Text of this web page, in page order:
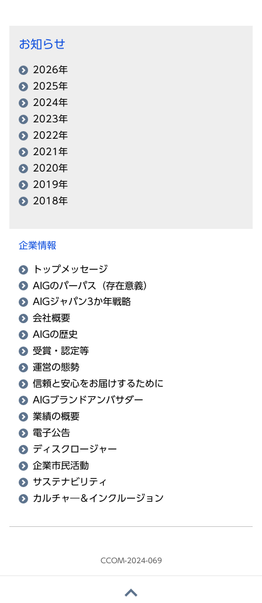
お知らせ
2026年
2025年
2024年
2023年
2022年
2021年
2020年
2019年
2018年
企業情報
トップメッセージ
AIGのパーパス（存在意義）
AIGジャパン3か年戦略
会社概要
AIGの歴史
受賞・認定等
運営の態勢
信頼と安心をお届けするために
AIGブランドアンバサダー
業績の概要
電子公告
ディスクロージャー
企業市民活動
サステナビリティ
カルチャ―＆インクルージョン
CCOM-2024-069